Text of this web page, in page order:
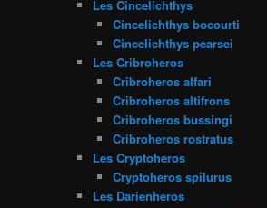
Les Cincelichthys
Cincelichthys bocourti
Cincelichthys pearsei
Les Cribroheros
Cribroheros alfari
Cribroheros altifrons
Cribroheros bussingi
Cribroheros rostratus
Les Cryptoheros
Cryptoheros spilurus
Les Darienheros